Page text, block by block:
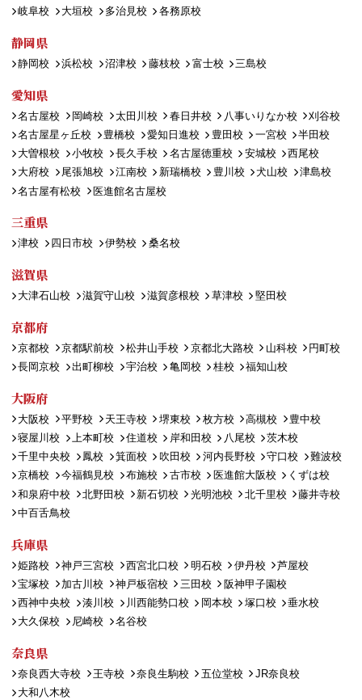
岐阜校 大垣校 多治見校 各務原校
静岡県
静岡校 浜松校 沼津校 藤枝校 富士校 三島校
愛知県
名古屋校 岡崎校 太田川校 春日井校 八事いりなか校
刈谷校
名古屋星ヶ丘校
豊橋校 愛知日進校 豊田校 一宮校
半田校
大曽根校
小牧校 長久手校 名古屋徳重校 安城校
西尾校
大府校
尾張旭校 江南校 新瑞橋校 豊川校 犬山校
津島校
名古屋有松校
医進館名古屋校
三重県
津校 四日市校 伊勢校 桑名校
滋賀県
大津石山校 滋賀守山校 滋賀彦根校 草津校 堅田校
京都府
京都校 京都駅前校 松井山手校 京都北大路校 山科校
円町校
長岡京校
出町柳校 宇治校 亀岡校 桂校 福知山校
大阪府
大阪校 平野校 天王寺校 堺東校 枚方校 高槻校
豊中校
寝屋川校
上本町校 住道校 岸和田校 八尾校
茨木校
千里中央校
鳳校 箕面校 吹田校 河内長野校 守口校
難波校
京橋校
今福鶴見校 布施校 古市校 医進館大阪校
くずは校
和泉府中校
北野田校 新石切校 光明池校 北千里校
藤井寺校
中百舌鳥校
兵庫県
姫路校 神戸三宮校 西宮北口校 明石校 伊丹校
芦屋校
宝塚校
加古川校 神戸板宿校 三田校
阪神甲子園校
西神中央校
湊川校 川西能勢口校 岡本校 塚口校
垂水校
大久保校
尼崎校 名谷校
奈良県
奈良西大寺校 王寺校 奈良生駒校 五位堂校
JR奈良校
大和八木校